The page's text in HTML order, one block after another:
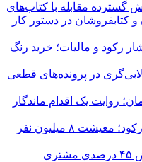
گسترده مقابله با کتاب‌های
کتابفروشان در دستور کار
رکود و مالیات؛ خرید رنگ
لابی‌گری در پرونده‌های قطعی
روایت یک اقدام ماندگار
فرش دستباف ایران در تنگنای رکود؛ معیشت ۸ میلیون نفر
سفره مردم کوچک‌تر شد؛ ریزش ۴۵ درصدی مشتری